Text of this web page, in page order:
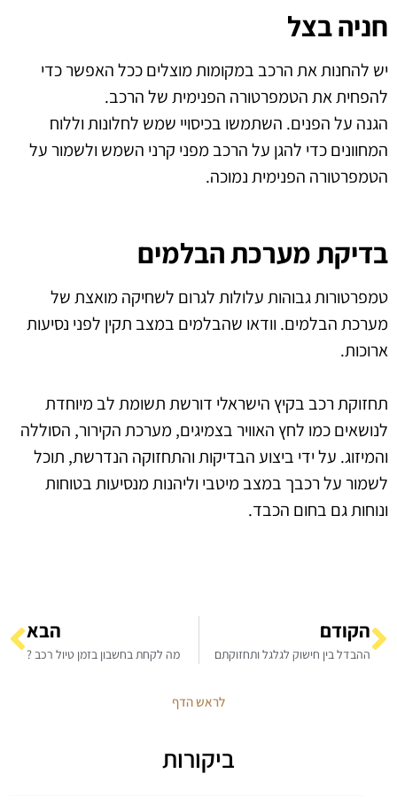
חניה בצל
יש להחנות את הרכב במקומות מוצלים ככל האפשר כדי
להפחית את הטמפרטורה הפנימית של הרכב.
הגנה על הפנים. השתמשו בכיסויי שמש לחלונות וללוח
המחוונים כדי להגן על הרכב מפני קרני השמש ולשמור על
הטמפרטורה הפנימית נמוכה.
בדיקת מערכת הבלמים
טמפרטורות גבוהות עלולות לגרום לשחיקה מואצת של
מערכת הבלמים. וודאו שהבלמים במצב תקין לפני נסיעות
ארוכות.
תחזוקת רכב בקיץ הישראלי דורשת תשומת לב מיוחדת
לנושאים כמו לחץ האוויר בצמיגים, מערכת הקירור, הסוללה
והמיזוג. על ידי ביצוע הבדיקות והתחזוקה הנדרשת, תוכל
לשמור על רכבך במצב מיטבי וליהנות מנסיעות בטוחות
ונוחות גם בחום הכבד.
הקודם
ההבדל בין חישוק לגלגל ותחזוקתם
הבא
מה לקחת בחשבון בזמן טיול רכב ?
לראש הדף
ביקורות